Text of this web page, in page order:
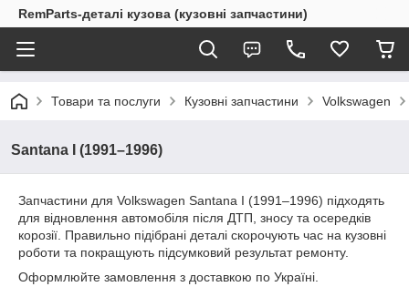
RemParts-деталі кузова (кузовні запчастини)
Товари та послуги Кузовні запчастини Volkswagen
Santana I (1991–1996)
Запчастини для Volkswagen Santana I (1991–1996) підходять
для відновлення автомобіля після ДТП, зносу та осередків
корозії. Правильно підібрані деталі скорочують час на кузовні
роботи та покращують підсумковий результат ремонту.
Оформлюйте замовлення з доставкою по Україні.